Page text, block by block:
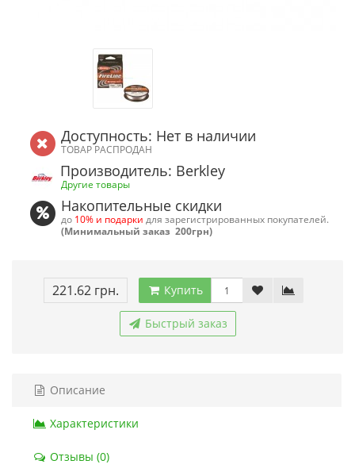
Доступность: Нет в наличии
ТОВАР РАСПРОДАН
Производитель: Berkley
Другие товары
Накопительные скидки
до 10% и подарки для зарегистрированных покупателей.
(Минимальный заказ 200грн)
221.62 грн. Купить
Быстрый заказ
Описание
Характеристики
Отзывы (0)